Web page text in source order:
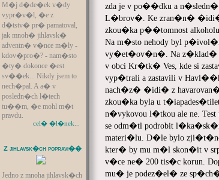
M�j d�de�ek v�dy
vypr�v�l, �e z
d�tstv� pr� pamatoval,
jak mnoh� jihlavsk�
adventn� v�nce m�ly -
kdov�pro�? - nam�sto
�ty� dokonce �est
sv��ek... Nikdy jsem to
nech�pal. A a� v
posledn�ch l�tech
tu��m, �e mohl m�t
pravdu.
cel� �l�nek...
Z jihlavsk�ch popravi��
Jedno z mnoha jihlavsk�ch
zda je v po��dku a n�sledn�
L�brov�. Ke zran�n�
zkou�ka p��tomnost
Na m�sto nehody byl
vy�et�ov�n�. Na z�klad�
v obci Kr�tk� Ves, kde si
vyp�trali a zastavili v
nach�z� �idi� z
zkou�ka byla u
n�vykovou l�tkou ale ne.
se odm�tl podrobit
materi�lu. D�le bylo
kter� by mu m�l skon�it v
v�ce ne� 200 tis�c korun.
mu� je podez�el� ze